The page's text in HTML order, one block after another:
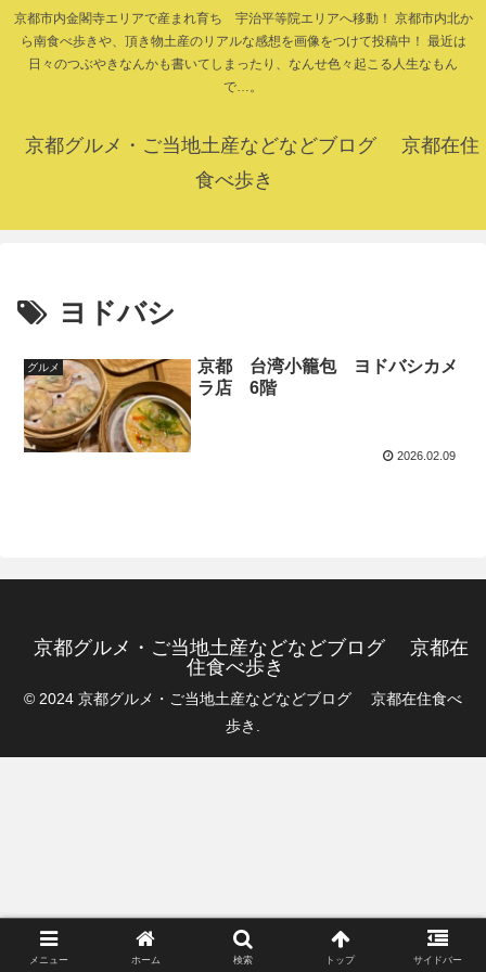
京都市内金閣寺エリアで産まれ育ち 宇治平等院エリアへ移動！ 京都市内北か
ら南食べ歩きや、頂き物土産のリアルな感想を画像をつけて投稿中！ 最近は
日々のつぶやきなんかも書いてしまったり、なんせ色々起こる人生なもん
で…。
京都グルメ・ご当地土産などなどブログ 京都在住
食べ歩き
ヨドバシ
グルメ
京都 台湾小籠包 ヨドバシカメ
ラ店 6階
2026.02.09
京都グルメ・ご当地土産などなどブログ 京都在
住食べ歩き
© 2024 京都グルメ・ご当地土産などなどブログ 京都在住食べ
歩き.
メニュー ホーム 検索 トップ サイドバー